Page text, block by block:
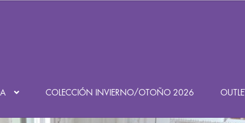
COLECCIÓN INVIERNO/OTOÑO 2026 OUTLET